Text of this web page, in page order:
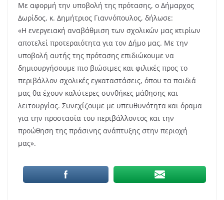
Με αφορμή την υποβολή της πρότασης, ο Δήμαρχος
Δωρίδος, κ. Δημήτριος Γιαννόπουλος, δήλωσε:
«Η ενεργειακή αναβάθμιση των σχολικών μας κτιρίων
αποτελεί προτεραιότητα για τον Δήμο μας. Με την
υποβολή αυτής της πρότασης επιδιώκουμε να
δημιουργήσουμε πιο βιώσιμες και φιλικές προς το
περιβάλλον σχολικές εγκαταστάσεις, όπου τα παιδιά
μας θα έχουν καλύτερες συνθήκες μάθησης και
λειτουργίας. Συνεχίζουμε με υπευθυνότητα και όραμα
για την προστασία του περιβάλλοντος και την
προώθηση της πράσινης ανάπτυξης στην περιοχή
μας».